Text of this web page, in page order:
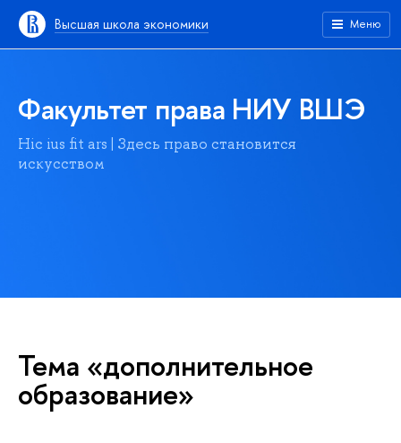
Высшая школа экономики Меню
Факультет права НИУ ВШЭ
Hic ius fit ars | Здесь право становится
искусством
Тема «дополнительное
образование»